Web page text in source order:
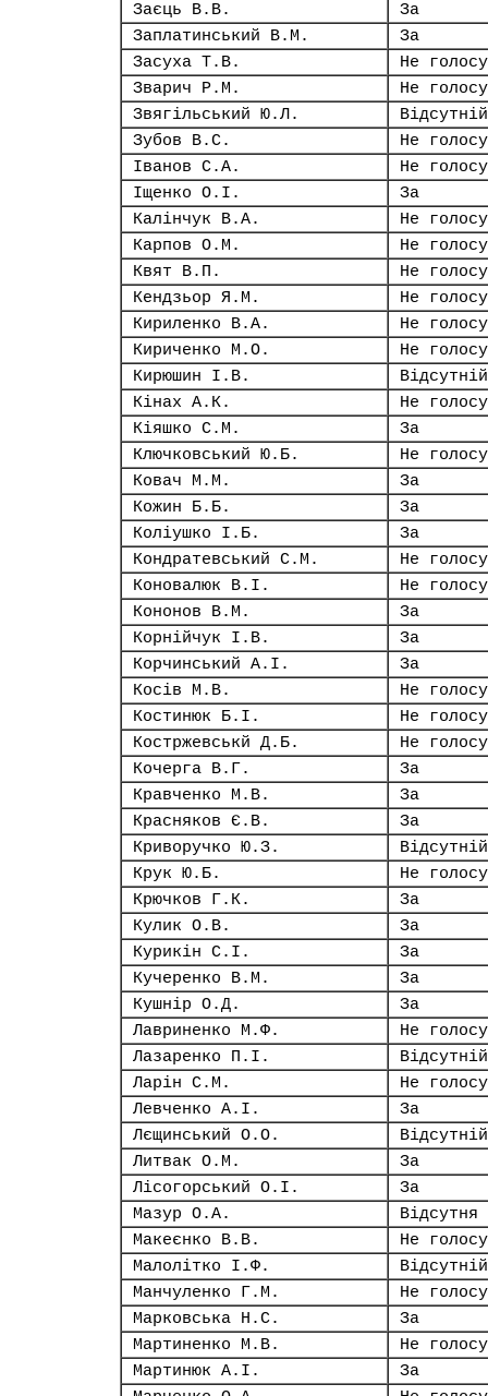
Заєць В.В.
За
Заплатинський В.М.
За
Засуха Т.В.
Не
Зварич Р.М.
Не
Звягільський Ю.Л.
Відсутній
Зубов В.С.
Не
Іванов С.А.
Не
Іщенко О.І.
За
Калінчук В.А.
Не
Карпов О.М.
Не
Квят В.П.
Не
Кендзьор Я.М.
Не
Кириленко В.А.
Не
Кириченко М.О.
Не
Кирюшин І.В.
Відсутній
Кінах А.К.
Не
Кіяшко С.М.
За
Ключковський Ю.Б.
Не
Ковач М.М.
За
Кожин Б.Б.
За
Коліушко І.Б.
За
Кондратевський С.М.
Не
Коновалюк В.І.
Не
Кононов В.М.
За
Корнійчук І.В.
За
Корчинський А.І.
За
Косів М.В.
Не
Костинюк Б.І.
Не
Костржевськй Д.Б.
Не
Кочерга В.Г.
За
Кравченко М.В.
За
Красняков Є.В.
За
Криворучко Ю.З.
Відсутній
Крук Ю.Б.
Не
Крючков Г.К.
За
Кулик О.В.
За
Курикін С.І.
За
Кучеренко В.М.
За
Кушнір О.Д.
За
Лавриненко М.Ф.
Не
Лазаренко П.І.
Відсутній
Ларін С.М.
Не
Левченко А.І.
За
Лєщинський О.О.
Відсутній
Литвак О.М.
За
Лісогорський О.І.
За
Мазур О.А.
Відсутня
Макеєнко В.В.
Не
Малолітко І.Ф.
Відсутній
Манчуленко Г.М.
Не
Марковська Н.С.
За
Мартиненко М.В.
Не
Мартинюк А.І.
За